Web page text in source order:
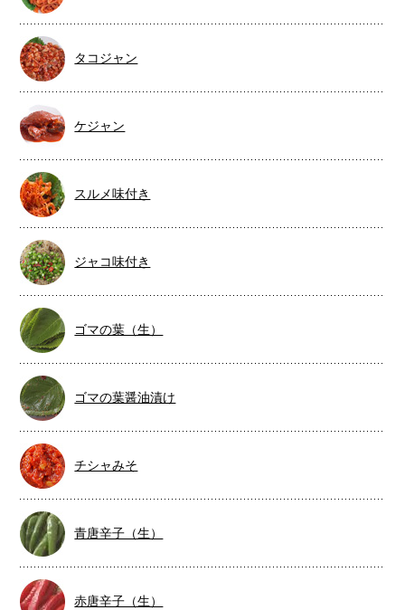
タコジャン
ケジャン
スルメ味付き
ジャコ味付き
ゴマの葉（生）
ゴマの葉醤油漬け
チシャみそ
青唐辛子（生）
赤唐辛子（生）